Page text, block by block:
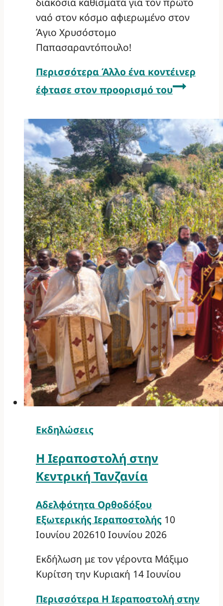
ναό στον κόσμο αφιερωμένο στον
Άγιο Χρυσόστομο
Παπασαραντόπουλο!
Περισσότερα Άλλο ένα κοντέινερ
έφτασε στον προορισμό του
Εκδηλώσεις
Η Ιεραποστολή στην
Κεντρική Τανζανία
Αδελφότητα Ορθοδόξου
Εξωτερικής Ιεραποστολής 10
Ιουνίου 202610 Ιουνίου 2026
Εκδήλωση με τον γέροντα Μάξιμο
Κυρίτση την Κυριακή 14 Ιουνίου
Περισσότερα Η Ιεραποστολή στην